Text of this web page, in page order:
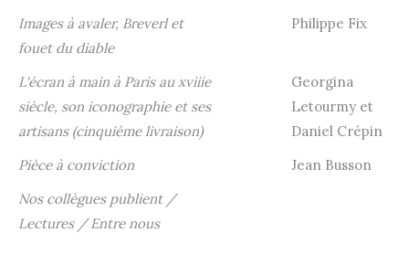
Images à avaler, Breverl et
fouet du diable
Philippe Fix
L'écran à main à Paris au xviiie
siècle, son iconographie et ses
artisans (cinquième livraison)
Georgina
Letourmy et
Daniel Crépin
Pièce à conviction
Jean Busson
Nos collègues publient /
Lectures / Entre nous